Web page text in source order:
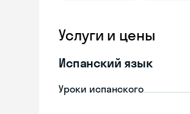
Услуги и цены
Испанский язык
Уроки испанского